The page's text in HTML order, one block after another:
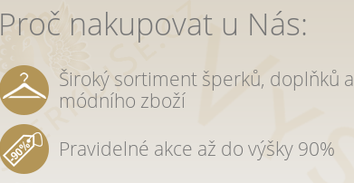
Proč nakupovat u Nás:
Široký sortiment šperků, doplňků a
módního zboží
Pravidelné akce až do výšky 90%